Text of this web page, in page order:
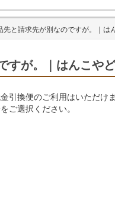
先と請求先が別なのですが。｜は
すが。｜はんこや
引換便のご利用はいただけま
ご選択ください。